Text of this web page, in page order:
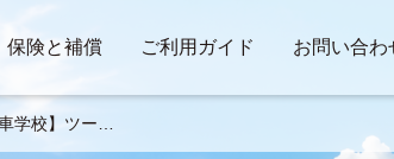
保険と補償 ご利用ガイド お問い合わ
学校】ツーリ